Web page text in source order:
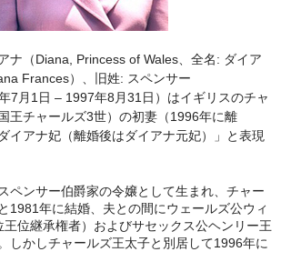
ナ（Diana, Princess of Wales、全名: ダイア
Frances）、旧姓: スペンサー
7月1日 – 1997年8月31日）はイギリスのチャ
王チャールズ3世）の初妻（1996年に離
イアナ妃（離婚後はダイアナ元妃）」と表現
ペンサー伯爵家の令嬢として生まれ、チャー
1981年に結婚、夫との間にウェールズ公ウィ
王位継承権者）およびサセックス公ヘンリー王
しかしチャールズ王太子と別居して1996年に